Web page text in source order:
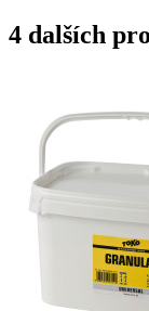
4 dalších